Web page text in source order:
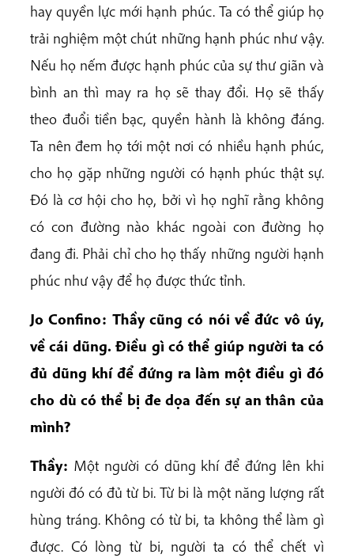
hay quyền lực mới hạnh phúc. Ta có thể giúp họ
trải nghiệm một chút những hạnh phúc như vậy.
Nếu họ nếm được hạnh phúc của sự thư giãn và
bình an thì may ra họ sẽ thay đổi. Họ sẽ thấy
theo đuổi tiền bạc, quyền hành là không đáng.
Ta nên đem họ tới một nơi có nhiều hạnh phúc,
cho họ gặp những người có hạnh phúc thật sự.
Đó là cơ hội cho họ, bởi vì họ nghĩ rằng không
có con đường nào khác ngoài con đường họ
đang đi. Phải chỉ cho họ thấy những người hạnh
phúc như vậy để họ được thức tỉnh.
Jo Confino: Thầy cũng có nói về đức vô úy,
về cái dũng. Điều gì có thể giúp người ta có
đủ dũng khí để đứng ra làm một điều gì đó
cho dù có thể bị đe dọa đến sự an thân của
mình?
Thầy: Một người có dũng khí để đứng lên khi
người đó có đủ từ bi. Từ bi là một năng lượng rất
hùng tráng. Không có từ bi, ta không thể làm gì
được. Có lòng từ bi, người ta có thể chết vì